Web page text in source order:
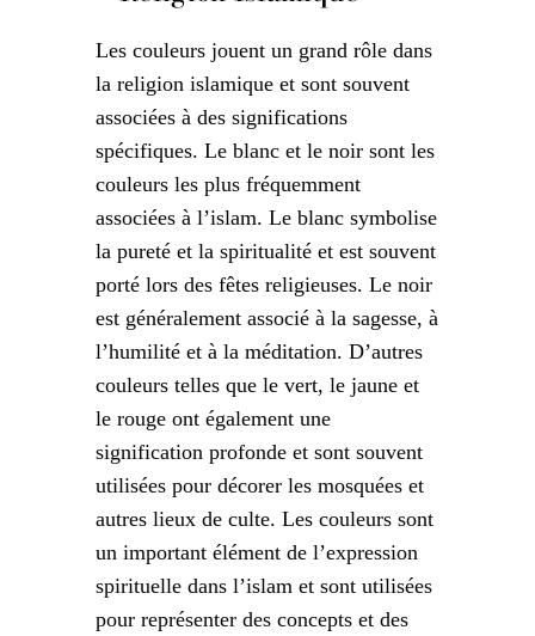
Les couleurs jouent un grand rôle dans
la religion islamique et sont souvent
associées à des significations
spécifiques. Le blanc et le noir sont les
couleurs les plus fréquemment
associées à l’islam. Le blanc symbolise
la pureté et la spiritualité et est souvent
porté lors des fêtes religieuses. Le noir
est généralement associé à la sagesse, à
l’humilité et à la méditation. D’autres
couleurs telles que le vert, le jaune et
le rouge ont également une
signification profonde et sont souvent
utilisées pour décorer les mosquées et
autres lieux de culte. Les couleurs sont
un important élément de l’expression
spirituelle dans l’islam et sont utilisées
pour représenter des concepts et des